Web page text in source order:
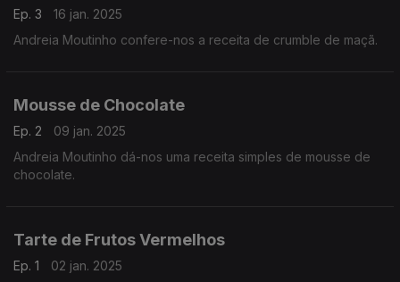
Ep. 3
16 jan. 2025
Andreia Moutinho confere-nos a receita de crumble de maçã.
Mousse de Chocolate
Ep. 2
09 jan. 2025
Andreia Moutinho dá-nos uma receita simples de mousse de
chocolate.
Tarte de Frutos Vermelhos
Ep. 1
02 jan. 2025